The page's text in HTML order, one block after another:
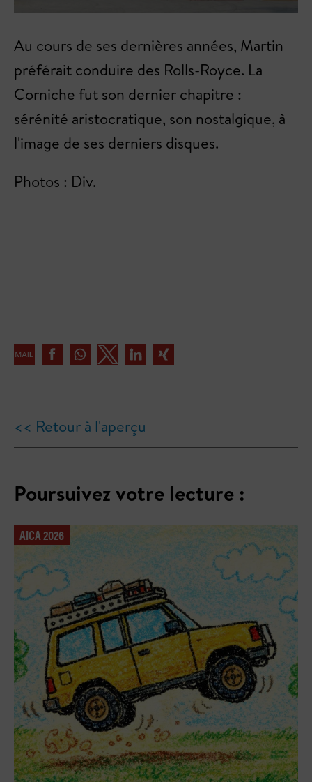
Au cours de ses dernières années, Martin
préférait conduire des Rolls-Royce. La
Corniche fut son dernier chapitre :
sérénité aristocratique, son nostalgique, à
l'image de ses derniers disques.
Photos : Div.
<< Retour à l'aperçu
Poursuivez votre lecture :
AICA 2026